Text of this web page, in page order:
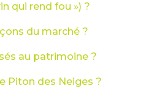
qui rend fou ») ?
du marché ?
au patrimoine ?
Piton des Neiges ?